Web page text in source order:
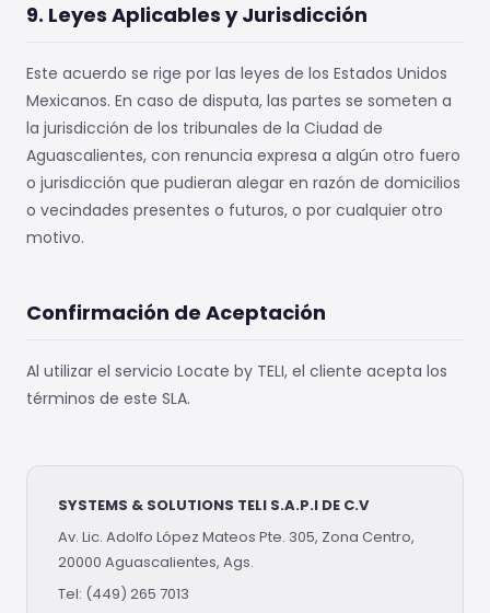
9. Leyes Aplicables y Jurisdicción
Este acuerdo se rige por las leyes de los Estados Unidos
Mexicanos. En caso de disputa, las partes se someten a
la jurisdicción de los tribunales de la Ciudad de
Aguascalientes, con renuncia expresa a algún otro fuero
o jurisdicción que pudieran alegar en razón de domicilios
o vecindades presentes o futuros, o por cualquier otro
motivo.
Confirmación de Aceptación
Al utilizar el servicio Locate by TELI, el cliente acepta los
términos de este SLA.
SYSTEMS & SOLUTIONS TELI S.A.P.I DE C.V
Av. Lic. Adolfo López Mateos Pte. 305, Zona Centro,
20000 Aguascalientes, Ags.
Tel: (449) 265 7013